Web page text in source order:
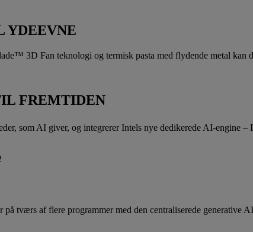
YDEEVNE
3D Fan teknologi og termisk pasta med flydende metal kan
FREMTIDEN
som AI giver, og integrerer Intels nye dedikerede AI-engine –
på tværs af flere programmer med den centraliserede